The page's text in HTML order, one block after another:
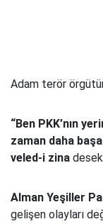
Adam terör
“Ben PKK’nın
zaman daha
veled-i zina
Alman Yeşiller
gelişen olayları